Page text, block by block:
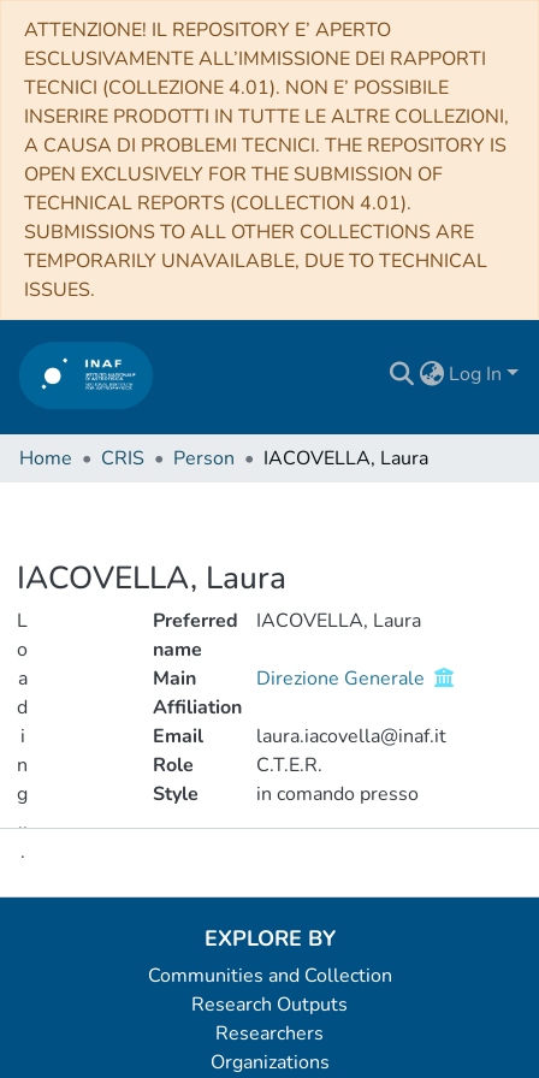
ATTENZIONE! IL REPOSITORY E’ APERTO
ESCLUSIVAMENTE ALL’IMMISSIONE DEI RAPPORTI
TECNICI (COLLEZIONE 4.01). NON E’ POSSIBILE
INSERIRE PRODOTTI IN TUTTE LE ALTRE COLLEZIONI,
A CAUSA DI PROBLEMI TECNICI. THE REPOSITORY IS
OPEN EXCLUSIVELY FOR THE SUBMISSION OF
TECHNICAL REPORTS (COLLECTION 4.01).
SUBMISSIONS TO ALL OTHER COLLECTIONS ARE
TEMPORARILY UNAVAILABLE, DUE TO TECHNICAL
ISSUES.
Log In
Home CRIS Person IACOVELLA, Laura
IACOVELLA, Laura
L
o
a
d
i
n
g
..
.
Loading...
Preferred
name
IACOVELLA, Laura
Main
Affiliation
Direzione Generale
Email
laura.iacovella@inaf.it
Role
C.T.E.R.
Style
in comando presso
EXPLORE BY
Communities and Collection
Research Outputs
Researchers
Organizations